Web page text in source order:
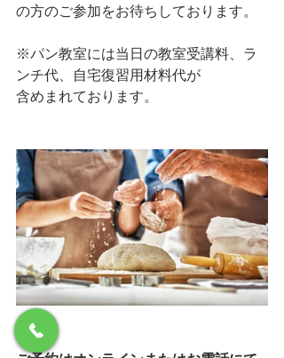
の方のご参加をお待ちしております。
※パン教室には当日の教室受講料、ラ
ンチ代、自宅復習用材料代が
含めまれております。